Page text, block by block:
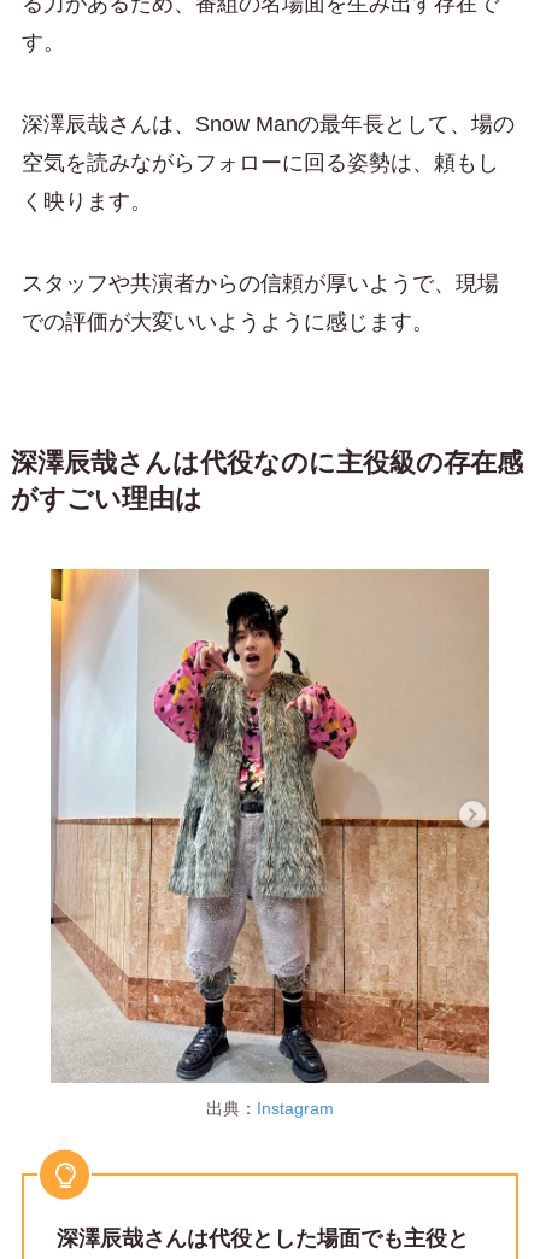
す。
深澤辰哉さんは、Snow Manの最年長として、場の
空気を読みながらフォローに回る姿勢は、頼もし
く映ります。
スタッフや共演者からの信頼が厚いようで、現場
での評価が大変いいようように感じます。
深澤辰哉さんは代役なのに主役級の存在感
がすごい理由は
出典： Instagram
深澤辰哉さんは代役とした場面でも主役と